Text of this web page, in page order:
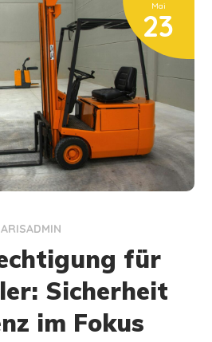
Mai
23
für
Sicherheit
im Fokus